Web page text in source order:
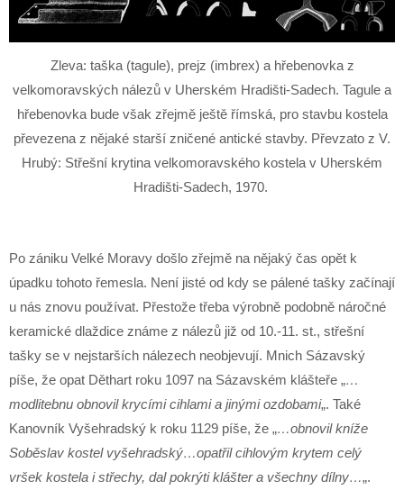
Zleva: taška (tagule), prejz (imbrex) a hřebenovka z
velkomoravských nálezů v Uherském Hradišti-Sadech. Tagule a
hřebenovka bude však zřejmě ještě římská, pro stavbu kostela
převezena z nějaké starší zničené antické stavby. Převzato z V.
Hrubý: Střešní krytina velkomoravského kostela v Uherském
Hradišti-Sadech, 1970.
Po zániku Velké Moravy došlo zřejmě na nějaký čas opět k
úpadku tohoto řemesla. Není jisté od kdy se pálené tašky začínají
u nás znovu používat. Přestože třeba výrobně podobně náročné
keramické dlaždice známe z nálezů již od 10.-11. st., střešní
tašky se v nejstarších nálezech neobjevují. Mnich Sázavský
píše, že opat Děthart roku 1097 na Sázavském klášteře „…
modlitebnu obnovil krycími cihlami a jinými ozdobami„. Také
Kanovník Vyšehradský k roku 1129 píše, že „…obnovil kníže
Soběslav kostel vyšehradský…opatřil cihlovým krytem celý
vršek kostela i střechy, dal pokrýti klášter a všechny dílny…„.